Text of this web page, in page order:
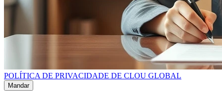
POLÍTICA DE PRIVACIDADE DE CLOU GLOBAL